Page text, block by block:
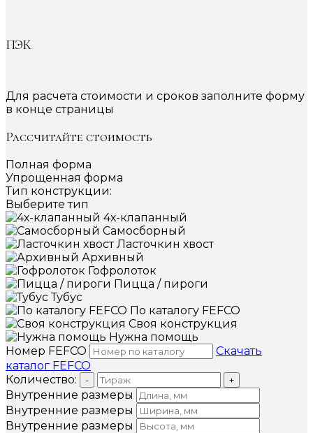
ПЭК
Для расчета стоимости и сроков заполните форму
в конце страницы
Рассчитайте стоимость
Полная форма
Упрощенная форма
Тип конструкции:
Выберите тип
4х-клапанный
Самосборный
Ласточкин хвост
Архивный
Гофролоток
Пицца / пироги
Тубус
По каталогу FEFCO
Своя конструкция
Нужна помощь
Номер FEFCO
Скачать
каталог FEFCO
Количество:
- +
Внутренние размеры
Внутренние размеры
Внутренние размеры